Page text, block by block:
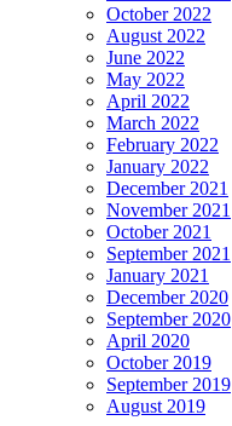
October 2022
August 2022
June 2022
May 2022
April 2022
March 2022
February 2022
January 2022
December 2021
November 2021
October 2021
September 2021
January 2021
December 2020
September 2020
April 2020
October 2019
September 2019
August 2019